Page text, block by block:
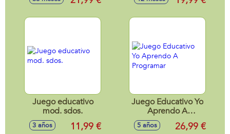
madera para
Juego educativo
mod. sdos.
3 años 11,99 €
Juego Educativo Yo
Aprendo A
Programar
5 años 26,99 €